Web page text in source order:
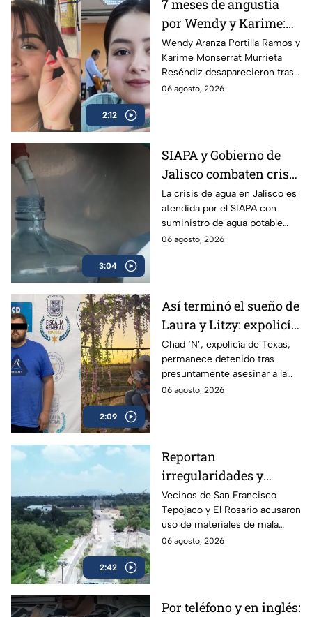
2:12
7 meses de angustia
por Wendy y Karime:
desaparecieron tras
acudir a funeral de
reportero en Veracruz
Wendy Aranza Portilla Ramos y
Karime Monserrat Murrieta
Reséndiz desaparecieron tras
asistir al funeral del reportero
06 agosto, 2026
3:04
SIAPA y Gobierno de
Jalisco combaten crisis
de agua y llevan
suministro potable
gratuito a colonias
afectadas
La crisis de agua en Jalisco es
atendida por el SIAPA con
suministro de agua potable
gratuito, nuevas obras de
06 agosto, 2026
2:09
Así terminó el sueño de
Laura y Litzy: expolicía
de Texas permanece
detenido por
multihomicidio en
Saltillo
Chad ‘N’, expolicía de Texas,
permanece detenido tras
presuntamente asesinar a la
familia de su expareja en
06 agosto, 2026
2:42
Reportan
irregularidades y
posible desvío de
recursos en obras
viales de Cuautitlán
Izcalli, Edomex
Vecinos de San Francisco
Tepojaco y El Rosario acusaron
uso de materiales de mala
calidad en una obra de 23
06 agosto, 2026
Por teléfono y en inglés: